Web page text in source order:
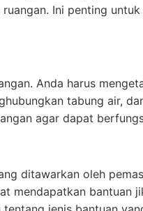
Ini penting
Anda harus
tabung air,
agar dapat
ditawarkan oleh
mendapatkan bantuan